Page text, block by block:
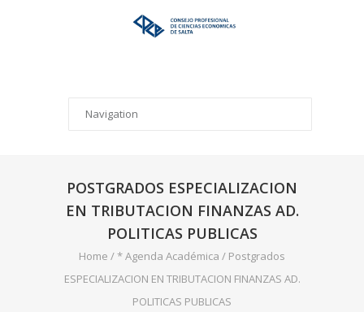
POSTGRADOS ESPECIALIZACION
EN TRIBUTACION FINANZAS AD.
POLITICAS PUBLICAS
Home /* Agenda Académica / Postgrados
ESPECIALIZACION EN TRIBUTACION FINANZAS AD.
POLITICAS PUBLICAS